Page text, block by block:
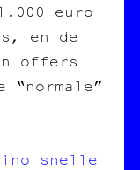
euro
en de
offers
“normale”
snelle